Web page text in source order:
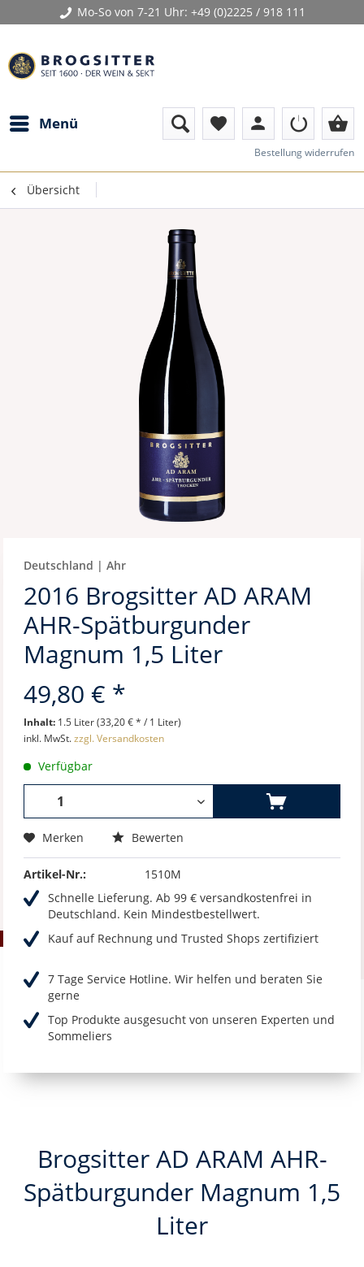
Mo-So von 7-21 Uhr: +49 (0)2225 / 918 111
Menü favorite person shopping_basket
Bestellung widerrufen
Übersicht
Deutschland | Ahr
2016 Brogsitter AD ARAM
AHR-Spätburgunder
Magnum 1,5 Liter
49,80 € *
Inhalt: 1.5 Liter (33,20 € * / 1 Liter)
inkl. MwSt.zzgl. Versandkosten
Verfügbar
Merken Bewerten
Artikel-Nr.:
1510M
Schnelle Lieferung. Ab 99 € versandkostenfrei in
Deutschland. Kein Mindestbestellwert.
Kauf auf Rechnung und Trusted Shops zertifiziert
7 Tage Service Hotline. Wir helfen und beraten Sie
gerne
Top Produkte ausgesucht von unseren Experten und
Sommeliers
Brogsitter AD ARAM AHR-
Spätburgunder Magnum 1,5
Liter